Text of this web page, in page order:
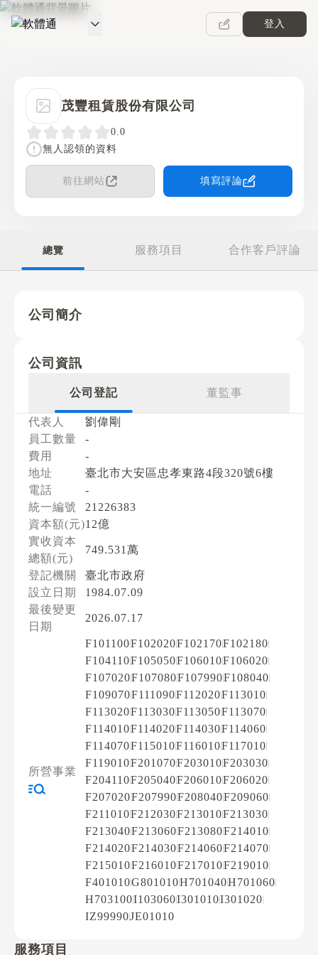
軟體通
登入
茂豐租賃股份有限公司
0.0
無人認領的資料
前往網站 填寫評論
總覽 服務項目 合作客戶評論
公司簡介
公司資訊
公司登記 董監事
代表人
劉偉剛
員工數量
-
費用
-
地址
臺北市大安區忠孝東路4段320號6樓
電話
-
統一編號
21226383
資本額(元)12億
實收資本
總額(元)
749.531萬
登記機關
臺北市政府
設立日期
1984.07.09
最後變更
日期
2026.07.17
所營事業
F101100F102020F102170F102180
F104110F105050F106010F106020
F107020F107080F107990F108040
F109070F111090F112020F113010
F113020F113030F113050F113070
F114010F114020F114030F114060
F114070F115010F116010F117010
F119010F201070F203010F203030
F204110F205040F206010F206020
F207020F207990F208040F209060
F211010F212030F213010F213030
F213040F213060F213080F214010
F214020F214030F214060F214070
F215010F216010F217010F219010
F401010G801010H701040H701060
H703100I103060I301010I301020
IZ99990JE01010
服務項目